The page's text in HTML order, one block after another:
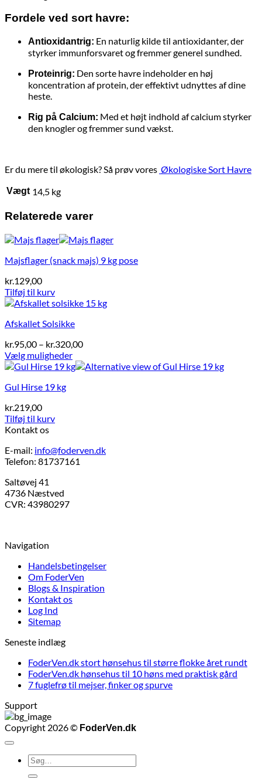
Fordele ved sort havre:
Antioxidantrig: En naturlig kilde til antioxidanter, der
styrker immunforsvaret og fremmer generel sundhed.
Proteinrig: Den sorte havre indeholder en høj
koncentration af protein, der effektivt udnyttes af dine
heste.
Rig på Calcium: Med et højt indhold af calcium styrker
den knogler og fremmer sund vækst.
Er du mere til økologisk? Så prøv vores Økologiske Sort Havre
Vægt 14,5 kg
Relaterede varer
Majsflager (snack majs) 9 kg pose
kr.129,00
Tilføj til kurv
Afskallet Solsikke
kr.95,00 – kr.320,00Prisinterval:
til
Vælg muligheder
Dette
har
varianter.
Mulighederne
kan
på
varesiden
Gul Hirse 19 kg
kr.219,00
Tilføj til kurv
Kontakt os
E-mail: info@foderven.dk
Telefon: 81737161
Saltøvej 41
4736 Næstved
CVR: 43980297
Navigation
Handelsbetingelser
Om FoderVen
Blogs & Inspiration
Kontakt os
Log Ind
Sitemap
Seneste indlæg
FoderVen.dk stort hønsehus til større flokke året rundt
FoderVen.dk hønsehus til 10 høns med praktisk gård
7 fuglefrø til mejser, finker og spurve
Support
Copyright 2026 © FoderVen.dk
Søg
efter: